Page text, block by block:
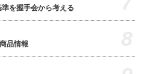
を握手会から考える
品情報